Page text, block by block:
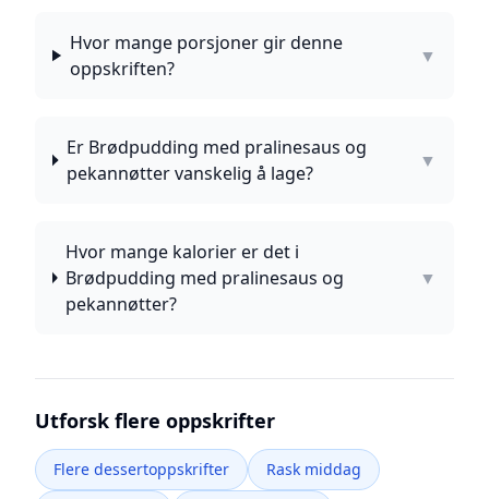
Hvor mange porsjoner gir denne
oppskriften?
▼
Er Brødpudding med pralinesaus og
pekannøtter vanskelig å lage?
▼
Hvor mange kalorier er det i
Brødpudding med pralinesaus og
pekannøtter?
▼
Utforsk flere oppskrifter
Flere dessertoppskrifter
Rask middag